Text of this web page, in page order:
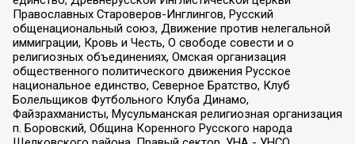
Православных Староверов-Инглингов, Русский
общенациональный союз, Движение против нелегальной
иммиграции, Кровь и Честь, О свободе совести и о
религиозных объединениях, Омская организация
общественного политического движения Русское
национальное единство, Северное Братство, Клуб
Болельщиков Футбольного Клуба Динамо,
Файзрахманисты, Мусульманская религиозная организация
п. Боровский, Община Коренного Русского народа